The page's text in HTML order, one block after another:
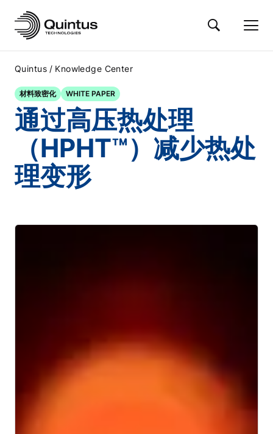
Quintus / Knowledge Center
材料致密化 WHITE PAPER
通过高压热处理
（HPHT™）减少热处
理变形